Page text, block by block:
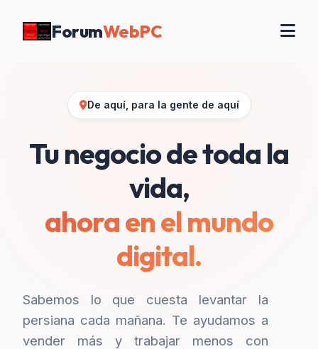
ForumWebPC
De aquí, para la gente de aquí
Tu negocio de toda la
vida,
ahora en el mundo
digital.
Sabemos lo que cuesta levantar la
persiana cada mañana. Te ayudamos a
vender más y trabajar menos con